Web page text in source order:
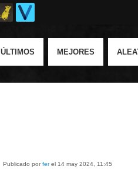
ÚLTIMOS MEJORES
Publicado porferel 14 may 2024, 11:45